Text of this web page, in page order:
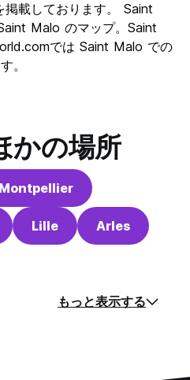
8.7
6.0
載しております。 Saint
Malo のマップ。Saint
では Saint Malo での
。
かの場所
Montpellier
Lille Arles
もっと表示する